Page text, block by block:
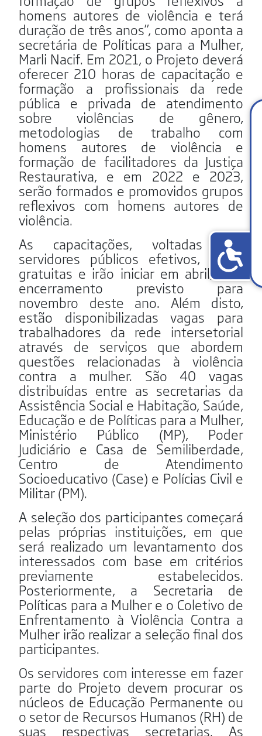
homens autores de violência e terá
duração de três anos”, como aponta a
secretária de Políticas para a Mulher,
Marli Nacif. Em 2021, o Projeto deverá
oferecer 210 horas de capacitação e
formação a profissionais da rede
pública e privada de atendimento
sobre violências de gênero,
metodologias de trabalho com
homens autores de violência e
formação de facilitadores da Justiça
Restaurativa, e em 2022 e 2023,
serão formados e promovidos grupos
reflexivos com homens autores de
violência.
As capacitações, voltadas aos
servidores públicos efetivos, serão
gratuitas e irão iniciar em abril, com
encerramento previsto para
novembro deste ano. Além disto,
estão disponibilizadas vagas para
trabalhadores da rede intersetorial
através de serviços que abordem
questões relacionadas à violência
contra a mulher. São 40 vagas
distribuídas entre as secretarias da
Assistência Social e Habitação, Saúde,
Educação e de Políticas para a Mulher,
Ministério Público (MP), Poder
Judiciário e Casa de Semiliberdade,
Centro de Atendimento
Socioeducativo (Case) e Polícias Civil e
Militar (PM).
A seleção dos participantes começará
pelas próprias instituições, em que
será realizado um levantamento dos
interessados com base em critérios
previamente estabelecidos.
Posteriormente, a Secretaria de
Políticas para a Mulher e o Coletivo de
Enfrentamento à Violência Contra a
Mulher irão realizar a seleção final dos
participantes.
Os servidores com interesse em fazer
parte do Projeto devem procurar os
núcleos de Educação Permanente ou
o setor de Recursos Humanos (RH) de
suas respectivas secretarias. As